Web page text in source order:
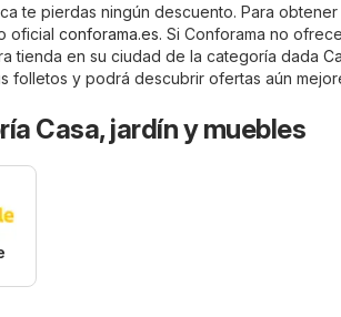
te pierdas ningún descuento. Para obtener
oficial conforama.es. Si Conforama no
tienda en su ciudad de la categoría dada
folletos y podrá descubrir ofertas aún
Casa, jardín y muebles